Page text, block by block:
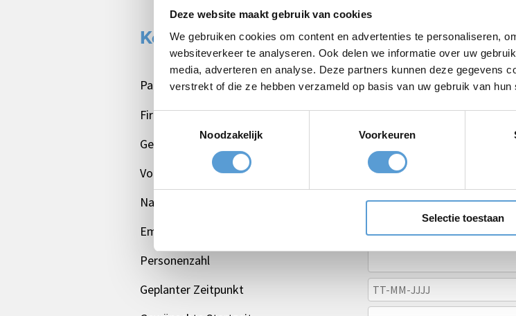
Deze website maakt gebruik van cookies
We gebruiken cookies om content en advertenties te personaliseren,
websiteverkeer te analyseren. Ook delen we informatie over uw
media, adverteren en analyse. Deze partners kunnen deze gegevens
verstrekt of die ze hebben verzameld op basis van uw gebruik van hun
Noodzakelijk
Voorkeuren
Selectie toestaan
Kostenloses Angebot:
Paket
Firmen/Gruppenname
Gelegenheit
Vorname
Nachname
Email *
Personenzahl
Geplanter Zeitpunkt